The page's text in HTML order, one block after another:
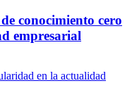
conocimiento cero
empresarial